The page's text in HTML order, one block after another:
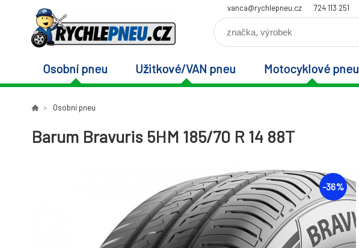
vanca@rychlepneu.cz 724 113 251
Osobní pneu Užitkové/VAN pneu Motocyklové pneu
Osobní pneu
Barum Bravuris 5HM 185/70 R 14 88T
-36%